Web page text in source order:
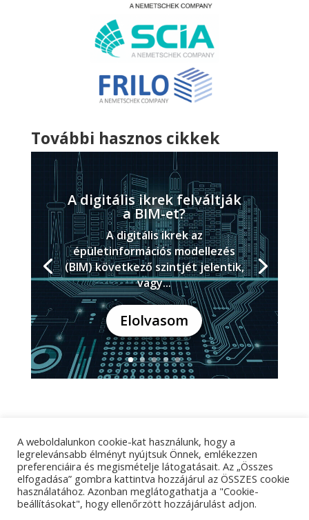
További hasznos cikkek
A digitális ikrek felváltják
a BIM-et?
A digitális ikrek az
épületinformációs modellezés
(BIM) következő szintjét jelentik,
vagy...
Elolvasom
Adatkezelési tájékoztató
Impresszum
Kapcsolat
A weboldalunkon cookie-kat használunk, hogy a
legrelevánsabb élményt nyújtsuk Önnek, emlékezzen
preferenciáira és megismételje látogatásait. Az „Összes
elfogadása” gombra kattintva hozzájárul az ÖSSZES cookie
használatához. Azonban meglátogathatja a "Cookie-
beállításokat", hogy ellenőrzött hozzájárulást adjon.